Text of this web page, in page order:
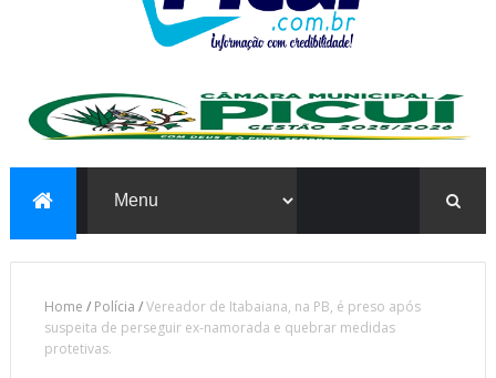
Home / Polícia /Vereador de Itabaiana, na PB, é preso após
suspeita de perseguir ex-namorada e quebrar medidas
protetivas.